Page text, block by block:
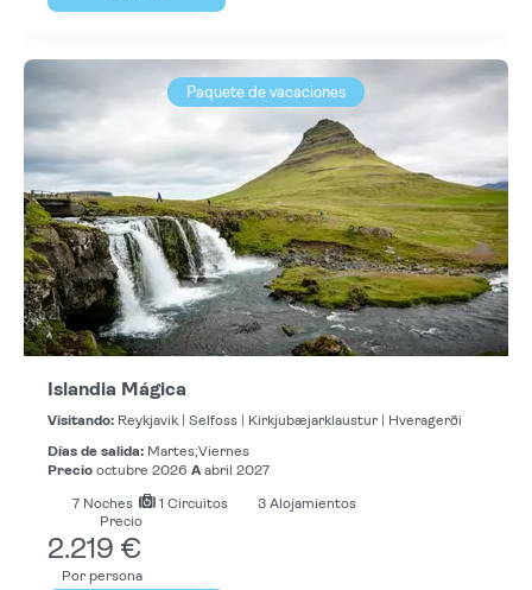
Paquete de vacaciones
Islandia Mágica
Visitando: Reykjavik | Selfoss | Kirkjubæjarklaustur |
Hveragerði
Días de salida: Martes;Viernes
Precio octubre 2026 A abril 2027
7 Noches 1 Circuitos
3 Alojamientos
Precio
2.219 €
Por persona